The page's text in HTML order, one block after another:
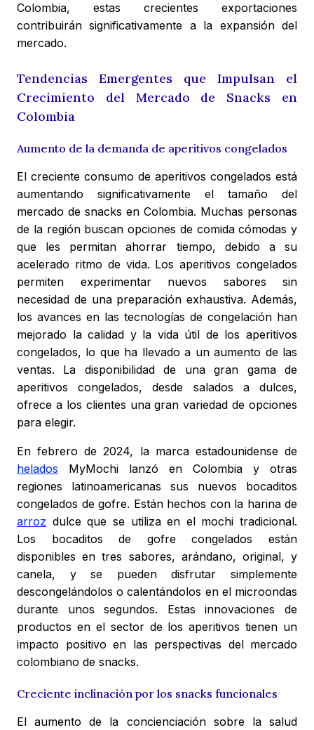
Colombia, estas crecientes exportaciones
contribuirán significativamente a la expansión del
mercado.
Tendencias Emergentes que Impulsan el
Crecimiento del Mercado de Snacks en
Colombia
Aumento de la demanda de aperitivos congelados
El creciente consumo de aperitivos congelados está
aumentando significativamente el tamaño del
mercado de snacks en Colombia. Muchas personas
de la región buscan opciones de comida cómodas y
que les permitan ahorrar tiempo, debido a su
acelerado ritmo de vida. Los aperitivos congelados
permiten experimentar nuevos sabores sin
necesidad de una preparación exhaustiva. Además,
los avances en las tecnologías de congelación han
mejorado la calidad y la vida útil de los aperitivos
congelados, lo que ha llevado a un aumento de las
ventas. La disponibilidad de una gran gama de
aperitivos congelados, desde salados a dulces,
ofrece a los clientes una gran variedad de opciones
para elegir.
En febrero de 2024, la marca estadounidense de
helados MyMochi lanzó en Colombia y otras
regiones latinoamericanas sus nuevos bocaditos
congelados de gofre. Están hechos con la harina de
arroz dulce que se utiliza en el mochi tradicional.
Los bocaditos de gofre congelados están
disponibles en tres sabores, arándano, original, y
canela, y se pueden disfrutar simplemente
descongelándolos o calentándolos en el microondas
durante unos segundos. Estas innovaciones de
productos en el sector de los aperitivos tienen un
impacto positivo en las perspectivas del mercado
colombiano de snacks.
Creciente inclinación por los snacks funcionales
El aumento de la concienciación sobre la salud